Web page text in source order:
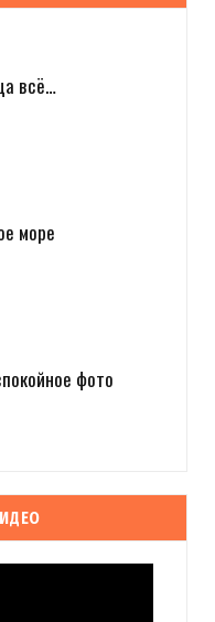
всё…
море
фото